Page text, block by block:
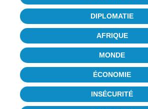
DIPLOMATIE
AFRIQUE
MONDE
ÉCONOMIE
INSÉCURITÉ